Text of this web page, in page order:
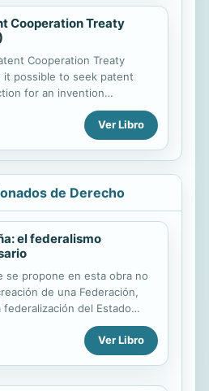
Cooperation Treaty
Cooperation Treaty
it possible to seek patent
for an invention
in each of a large
of countries by filing an
patent application.
application may be filed by
who is a national or a
of a Contracting State.
Ver Libro
de Derecho
el federalismo
se propone en esta obra no
de una Federación,
federalización del Estado
Esto supone
1) sobre el
o la superación del
Ver Libro